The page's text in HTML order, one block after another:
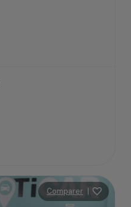
Comparer |